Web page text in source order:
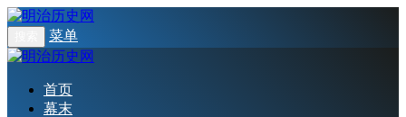
菜单
首页
幕末